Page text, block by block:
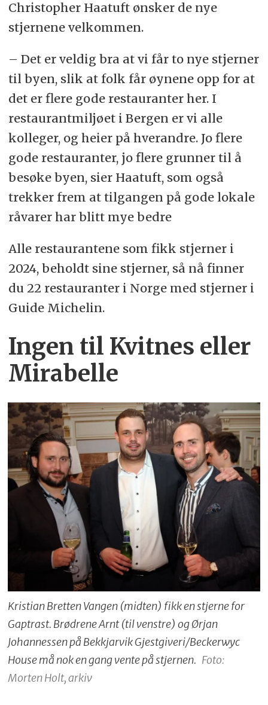
Christopher Haatuft ønsker de nye
stjernene velkommen.
– Det er veldig bra at vi får to nye stjerner
til byen, slik at folk får øynene opp for at
det er flere gode restauranter her. I
restaurantmiljøet i Bergen er vi alle
kolleger, og heier på hverandre. Jo flere
gode restauranter, jo flere grunner til å
besøke byen, sier Haatuft, som også
trekker frem at tilgangen på gode lokale
råvarer har blitt mye bedre
Alle restaurantene som fikk stjerner i
2024, beholdt sine stjerner, så nå finner
du 22 restauranter i Norge med stjerner i
Guide Michelin.
Ingen til Kvitnes eller
Mirabelle
Kristian Bretten Vangen (midten) fikk en stjerne for
Gaptrast. Brødrene Arnt (til venstre) og Ørjan
Johannessen på Bekkjarvik Gjestgiveri/Beckerwyc
House må nok en gang vente på stjernen. Foto:
Morten Holt, arkiv